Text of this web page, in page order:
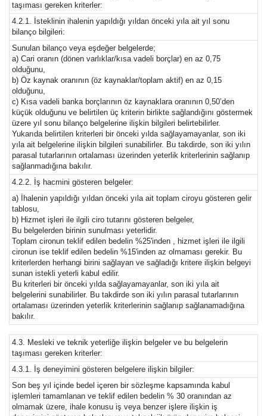
taşıması gereken kriterler:
4.2.1. İsteklinin ihalenin yapıldığı yıldan önceki yıla ait yıl sonu
bilanço bilgileri:
Sunulan bilanço veya eşdeğer belgelerde;
a) Cari oranın (dönen varlıklar/kısa vadeli borçlar) en az 0,75
olduğunu,
b) Öz kaynak oranının (öz kaynaklar/toplam aktif) en az 0,15
olduğunu,
c) Kısa vadeli banka borçlarının öz kaynaklara oranının 0,50’den
küçük olduğunu ve belirtilen üç kriterin birlikte sağlandığını göstermek
üzere yıl sonu bilanço belgelerine ilişkin bilgileri belirtebilirler.
Yukarıda belirtilen kriterleri bir önceki yılda sağlayamayanlar, son iki
yıla ait belgelerine ilişkin bilgileri sunabilirler. Bu takdirde, son iki yılın
parasal tutarlarının ortalaması üzerinden yeterlik kriterlerinin sağlanıp
sağlanmadığına bakılır.
4.2.2. İş hacmini gösteren belgeler:
a) İhalenin yapıldığı yıldan önceki yıla ait toplam ciroyu gösteren gelir
tablosu,
b) Hizmet işleri ile ilgili ciro tutarını gösteren belgeler,
Bu belgelerden birinin sunulması yeterlidir.
Toplam cironun teklif edilen bedelin %25'inden , hizmet işleri ile ilgili
cironun ise teklif edilen bedelin %15'inden az olmaması gerekir. Bu
kriterlerden herhangi birini sağlayan ve sağladığı kritere ilişkin belgeyi
sunan istekli yeterli kabul edilir.
Bu kriterleri bir önceki yılda sağlayamayanlar, son iki yıla ait
belgelerini sunabilirler. Bu takdirde son iki yılın parasal tutarlarının
ortalaması üzerinden yeterlik kriterlerinin sağlanıp sağlanamadığına
bakılır.
4.3. Mesleki ve teknik yeterliğe ilişkin belgeler ve bu belgelerin
taşıması gereken kriterler:
4.3.1. İş deneyimini gösteren belgelere ilişkin bilgiler:
Son beş yıl içinde bedel içeren bir sözleşme kapsamında kabul
işlemleri tamamlanan ve teklif edilen bedelin % 30 oranından az
olmamak üzere, ihale konusu iş veya benzer işlere ilişkin iş